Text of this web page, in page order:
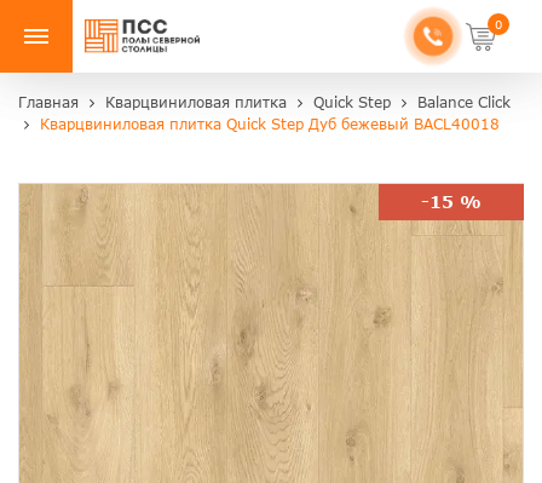
0
Главная Кварцвиниловая плитка Quick Step
Balance Click
Кварцвиниловая плитка Quick Step Дуб бежевый BACL40018
-15 %